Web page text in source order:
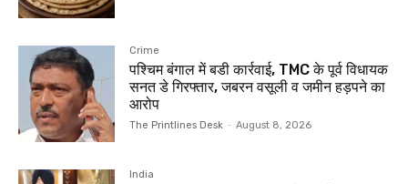
Crime
पश्चिम बंगाल में बडी कार्रवाई, TMC के पूर्व विधायक
सनत डे गिरफ्तार, जबरन वसूली व जमीन हड़पने का
आरोप
The Printlines Desk - August 8, 2026
India